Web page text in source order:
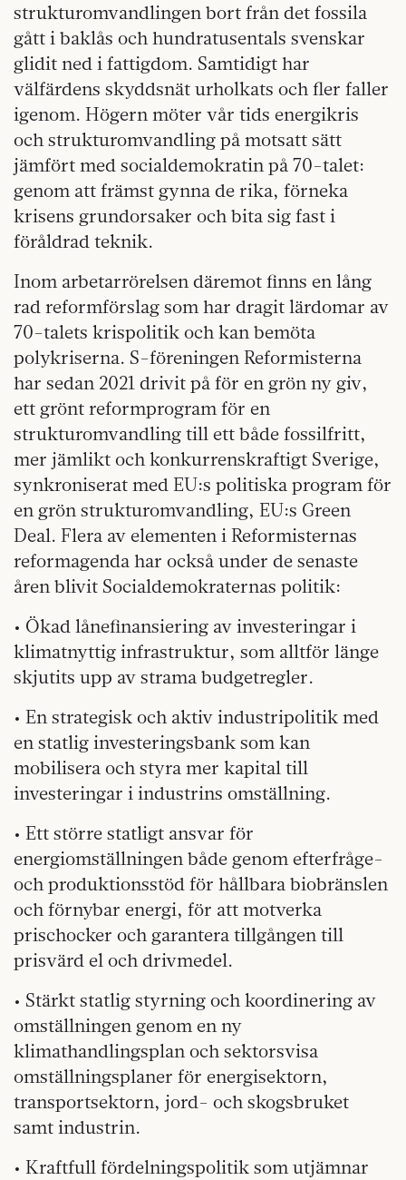
strukturomvandlingen bort från det fossila
gått i baklås och hundratusentals svenskar
glidit ned i fattigdom. Samtidigt har
välfärdens skyddsnät urholkats och fler faller
igenom. Högern möter vår tids energikris
och strukturomvandling på motsatt sätt
jämfört med socialdemokratin på 70-talet:
genom att främst gynna de rika, förneka
krisens grundorsaker och bita sig fast i
föråldrad teknik.
Inom arbetarrörelsen däremot finns en lång
rad reformförslag som har dragit lärdomar av
70-talets krispolitik och kan bemöta
polykriserna. S-föreningen Reformisterna
har sedan 2021 drivit på för en grön ny giv,
ett grönt reformprogram för en
strukturomvandling till ett både fossilfritt,
mer jämlikt och konkurrenskraftigt Sverige,
synkroniserat med EU:s politiska program för
en grön strukturomvandling, EU:s Green
Deal. Flera av elementen i Reformisternas
reformagenda har också under de senaste
åren blivit Socialdemokraternas politik:
• Ökad lånefinansiering av investeringar i
klimatnyttig infrastruktur, som alltför länge
skjutits upp av strama budgetregler.
• En strategisk och aktiv industripolitik med
en statlig investeringsbank som kan
mobilisera och styra mer kapital till
investeringar i industrins omställning.
• Ett större statligt ansvar för
energiomställningen både genom efterfråge-
och produktionsstöd för hållbara biobränslen
och förnybar energi, för att motverka
prischocker och garantera tillgången till
prisvärd el och drivmedel.
• Stärkt statlig styrning och koordinering av
omställningen genom en ny
klimathandlingsplan och sektorsvisa
omställningsplaner för energisektorn,
transportsektorn, jord- och skogsbruket
samt industrin.
• Kraftfull fördelningspolitik som utjämnar